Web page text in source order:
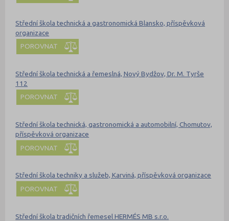
Střední škola technická a gastronomická Blansko, příspěvková
organizace
POROVNAT
Střední škola technická a řemeslná, Nový Bydžov, Dr. M. Tyrše
112
POROVNAT
Střední škola technická, gastronomická a automobilní, Chomutov,
příspěvková organizace
POROVNAT
Střední škola techniky a služeb, Karviná, příspěvková organizace
POROVNAT
Střední škola tradičních řemesel HERMÉS MB s.r.o.